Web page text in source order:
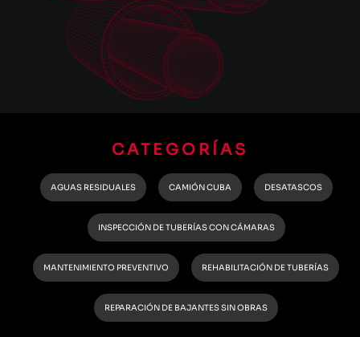
CATEGORÍAS
AGUAS RESIDUALES CAMIÓN CUBA DESATASCOS
INSPECCIÓN DE TUBERÍAS CON CÁMARAS
MANTENIMIENTO PREVENTIVO REHABILITACIÓN DE TUBERÍAS
REPARACIÓN DE BAJANTES SIN OBRAS